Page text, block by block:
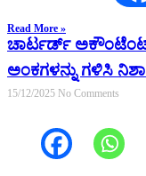
Read More »
ಚಾರ್ಟರ್ಡ್ ಅಕೌಂಟೆಂಟ್
ಅಂಕಗಳನ್ನು ಗಳಿಸಿ
15/12/2025 No Comments